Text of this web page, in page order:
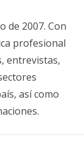
de 2007. Con
profesional
entrevistas,
así como